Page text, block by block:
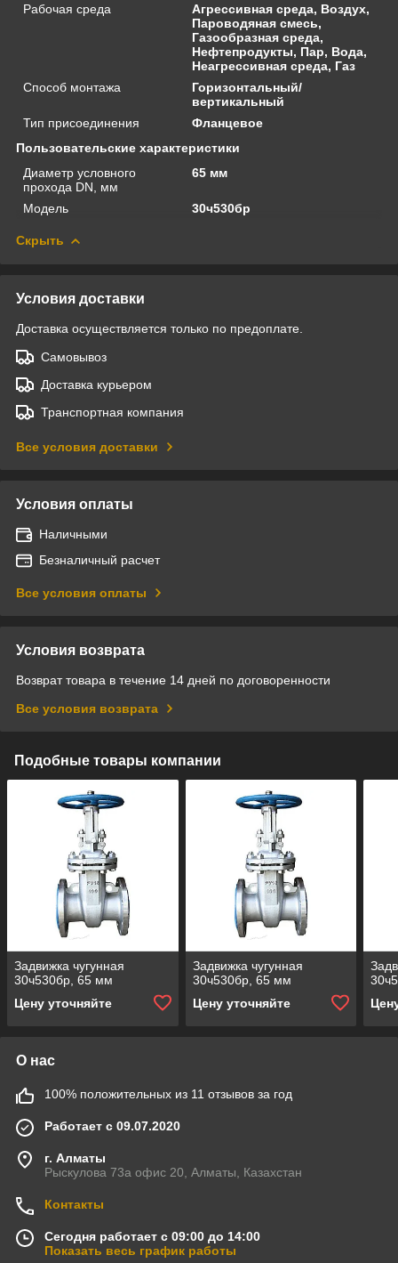
Рабочая среда
Агрессивная среда, Воздух,
Пароводяная смесь,
Газообразная среда,
Нефтепродукты, Пар, Вода,
Неагрессивная среда, Газ
Способ монтажа
Горизонтальный/
вертикальный
Тип присоединения
Фланцевое
Пользовательские характеристики
Диаметр условного
прохода DN, мм
65 мм
Модель 30ч530бр
Скрыть
Условия доставки
Доставка осуществляется только по предоплате.
Самовывоз
Доставка курьером
Транспортная компания
Все условия доставки
Условия оплаты
Наличными
Безналичный расчет
Все условия оплаты
Условия возврата
Возврат товара в течение 14 дней по договоренности
Все условия возврата
Подобные товары компании
Задвижка чугунная
30ч530бр, 65 мм
Цену уточняйте
Задвижка чугунная
30ч530бр, 65 мм
Цену уточняйте
О нас
100% положительных из 11 отзывов за год
Работает с 09.07.2020
г. Алматы
Рыскулова 73а офис 20, Алматы, Казахстан
Контакты
Сегодня работает с 09:00 до 14:00
Показать весь график работы